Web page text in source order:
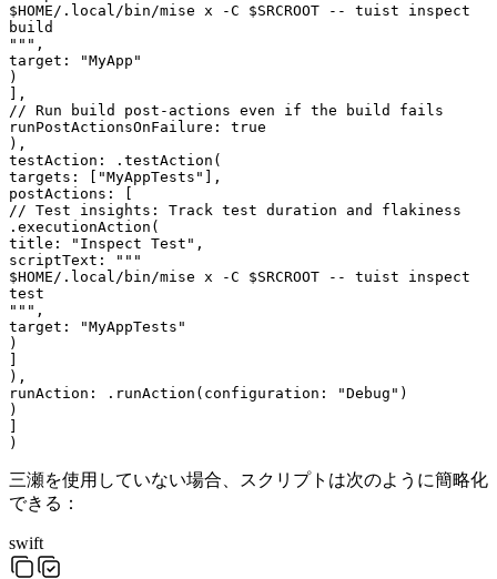
$HOME/.local/bin/mise x -C $SRCROOT -- tuist inspect
build
""" ,
target : "MyApp "
)
,
// Run build post-actions even if the build fails
runPostActionsOnFailure :
true
) ,
testAction : . testAction (
targets : "MyAppTests "
,
postActions :
// Test insights: Track test duration and flakiness
. executionAction (
title : " Inspect Test " ,
scriptText :
"""
$HOME/.local/bin/mise x -C $SRCROOT -- tuist inspect
test
""" ,
target : "MyAppTests "
)
) ,
runAction : . runAction ( configuration : "Debug " )
)
)
三瀬を使用していない場合、スクリプトは次のように簡略化
できる：
swift